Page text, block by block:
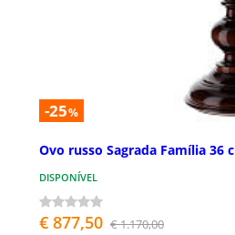
-25%
Ovo russo Sagrada Família 36
DISPONÍVEL
€ 877,50 € 1.170,00